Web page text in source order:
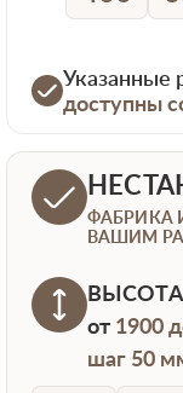
Указанные
доступны
ФАБРИКА
ВАШИМ
ВЫСОТА
от 1900
шаг 50